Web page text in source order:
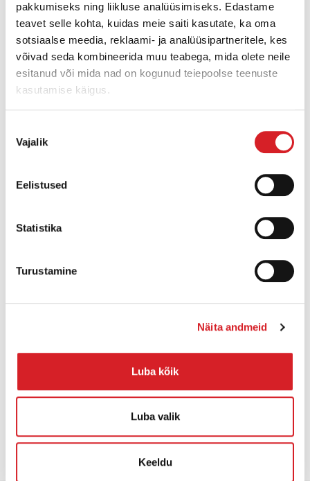
pakkumiseks ning liikluse analüüsimiseks. Edastame
teavet selle kohta, kuidas meie saiti kasutate, ka oma
sotsiaalse meedia, reklaami- ja analüüsipartneritele, kes
võivad seda kombineerida muu teabega, mida olete neile
esitanud või mida nad on kogunud teiepoolse teenuste
kasutamise käigus.
valik
Vajalik
Eelistused
Statistika
Turustamine
Näita andmeid
Luba kõik
Luba valik
Keeldu
Kaevamissügavus: 4968 mm
Maks. nimivõimsus: 100 kW